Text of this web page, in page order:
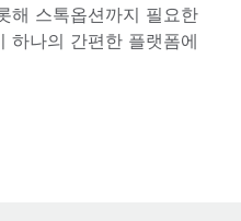
해 스톡옵션까지 필요한
하나의 간편한 플랫폼에